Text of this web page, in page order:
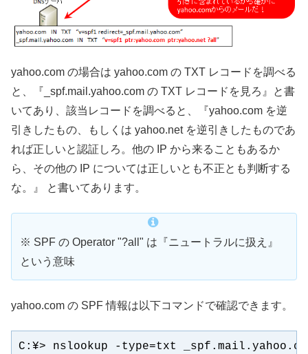
yahoo.com の場合は yahoo.com の TXT レコードを調べる
と、『_spf.mail.yahoo.com の TXT レコードを見ろ』と書
いてあり、該当レコードを調べると、『yahoo.com を逆
引きしたもの、もしくは yahoo.net を逆引きしたものであ
れば正しいと認証しろ。他の IP から来ることもあるか
ら、その他の IP については正しいとも不正とも判断する
な。』 と書いてあります。
※ SPF の Operator "?all" は『ニュートラルに扱え』
という意味
yahoo.com の SPF 情報は以下コマンドで確認できます。
C:¥> nslookup -type=txt